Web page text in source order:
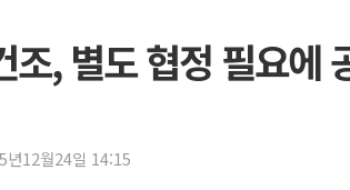
최태
하나
인
병
홈
, 별도 협정 필요에
년12월24일 14:15